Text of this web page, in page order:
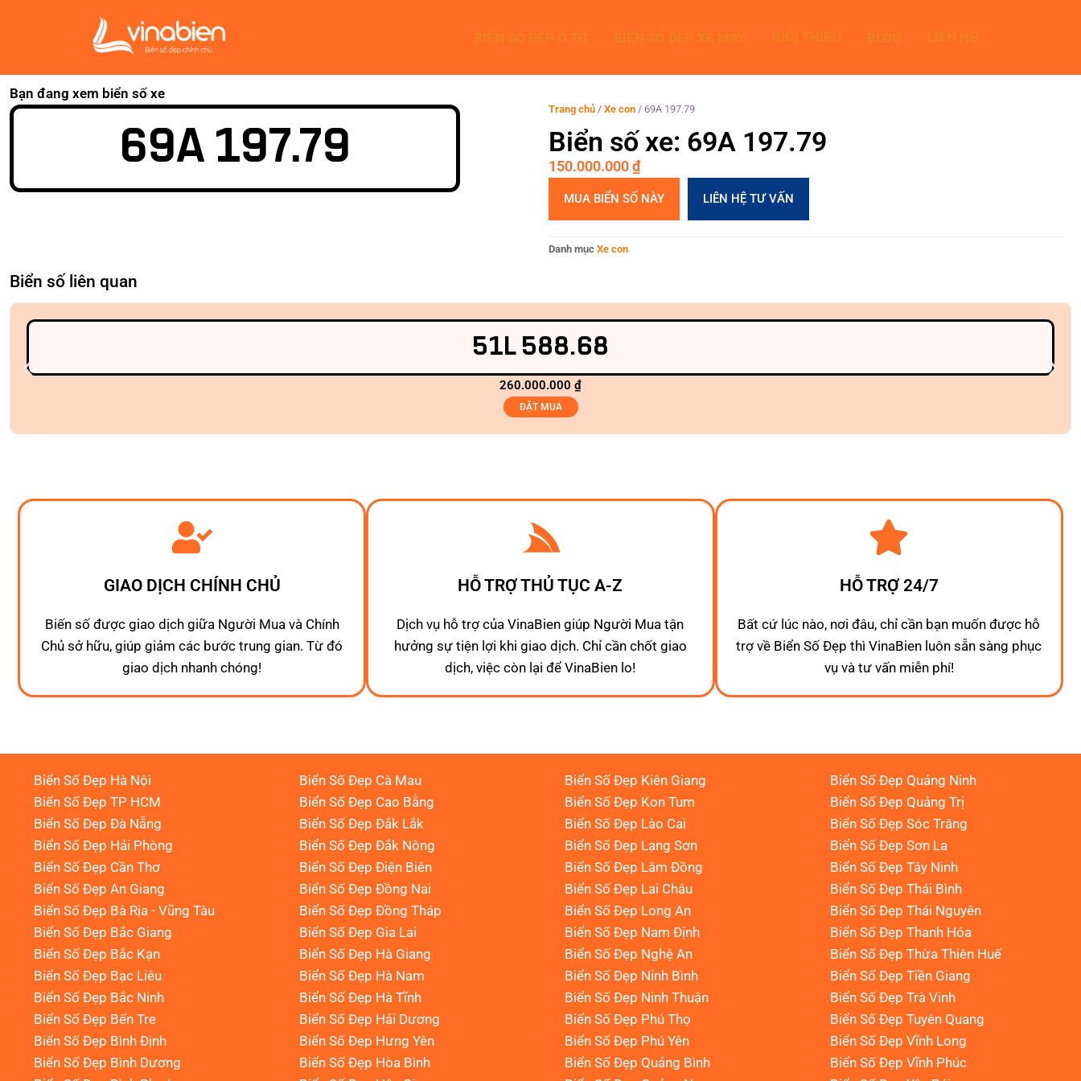
Bạn đang xem biển số xe
69A 197.79
Trang chủ / Xe con / 69A 197.79
Biển số xe: 69A 197.79
150.000.000₫
MUA BIỂN SỐ NÀY LIÊN HỆ TƯ VẤN
Danh mục Xe con
Biển số liên quan
51L 588.68
260.000.000 ₫
ĐẶT MUA
GIAO DỊCH CHÍNH CHỦ
Biến số được giao dịch giữa Người Mua và Chính
Chủ sở hữu, giúp giảm các bước trung gian. Từ đó
giao dịch nhanh chóng!
HỖ TRỢ THỦ TỤC A-Z
Dịch vụ hỗ trợ của VinaBien giúp Người Mua tận
hưởng sự tiện lợi khi giao dịch. Chỉ cần chốt giao
dịch, việc còn lại để VinaBien lo!
HỖ TRỢ 24/7
Bất cứ lúc nào, nơi đâu, chỉ cần bạn muốn được hỗ
trợ về Biển Số Đẹp thì VinaBien luôn sẵn sàng phục
vụ và tư vấn miễn phí!
Biển Số Đẹp Hà Nội
Biển Số Đẹp TP HCM
Biển Số Đẹp Đà Nẵng
Biển Số Đẹp Hải Phòng
Biển Số Đẹp Cần Thơ
Biển Số Đẹp An Giang
Biển Số Đẹp Bà Rịa - Vũng Tàu
Biển Số Đẹp Bắc Giang
Biển Số Đẹp Bắc Kạn
Biển Số Đẹp Bạc Liêu
Biển Số Đẹp Bắc Ninh
Biển Số Đẹp Bến Tre
Biển Số Đẹp Bình Định
Biển Số Đẹp Bình Dương
Biển Số Đẹp Cà Mau
Biển Số Đẹp Cao Bằng
Biển Số Đẹp Đắk Lắk
Biển Số Đẹp Đắk Nông
Biển Số Đẹp Điện Biên
Biển Số Đẹp Đồng Nai
Biển Số Đẹp Đồng Tháp
Biển Số Đẹp Gia Lai
Biển Số Đẹp Hà Giang
Biển Số Đẹp Hà Nam
Biển Số Đẹp Hà Tĩnh
Biển Số Đẹp Hải Dương
Biển Số Đẹp Hưng Yên
Biển Số Đẹp Hòa Bình
Biển Số Đẹp Kiên Giang
Biển Số Đẹp Kon Tum
Biển Số Đẹp Lào Cai
Biển Số Đẹp Lạng Sơn
Biển Số Đẹp Lâm Đồng
Biển Số Đẹp Lai Châu
Biển Số Đẹp Long An
Biển Số Đẹp Nam Định
Biển Số Đẹp Nghệ An
Biển Số Đẹp Ninh Bình
Biển Số Đẹp Ninh Thuận
Biển Số Đẹp Phú Thọ
Biển Số Đẹp Phú Yên
Biển Số Đẹp Quảng Bình
Biển Số Đẹp Quảng Ninh
Biển Số Đẹp Quảng Trị
Biển Số Đẹp Sóc Trăng
Biển Số Đẹp Sơn La
Biển Số Đẹp Tây Ninh
Biển Số Đẹp Thái Bình
Biển Số Đẹp Thái Nguyên
Biển Số Đẹp Thanh Hóa
Biển Số Đẹp Thừa Thiên Huế
Biển Số Đẹp Tiền Giang
Biển Số Đẹp Trà Vinh
Biển Số Đẹp Tuyên Quang
Biển Số Đẹp Vĩnh Long
Biển Số Đẹp Vĩnh Phúc